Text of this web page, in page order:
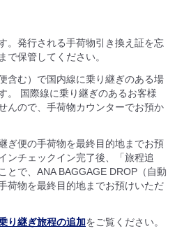
。発行される手荷物引き換え証を忘
で保管してください。
含む）で国内線に乗り継ぎのある場
。 国際線に乗り継ぎのあるお客様
んので、手荷物カウンターでお預か
ぎ便の手荷物を最終目的地までお預
ンチェックイン完了後、「旅程追
とで、ANA BAGGAGE DROP（自動
荷物を最終目的地までお預けいただ
り継ぎ旅程の追加をご覧ください。